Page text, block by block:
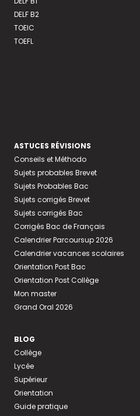
DELF B2
TOEIC
TOEFL
ASTUCES RÉVISIONS
Conseils et Méthodo
Sujets probables Brevet
Sujets Probables Bac
Sujets corrigés Brevet
Sujets corrigés Bac
Corrigés Bac de Français
Calendrier Parcoursup 2026
Calendrier vacances scolaires
Orientation Post Bac
Orientation Post Collège
Mon master
Grand Oral 2026
BLOG
Collège
Lycée
Supérieur
Orientation
Guide pratique